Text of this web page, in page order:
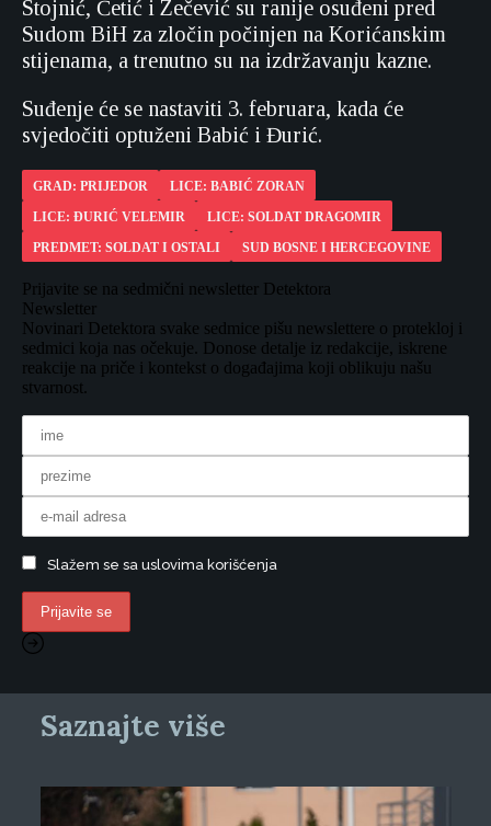
Stojnić, Četić i Zečević su ranije osuđeni pred
Sudom BiH za zločin počinjen na Korićanskim
stijenama, a trenutno su na izdržavanju kazne.
Suđenje će se nastaviti 3. februara, kada će
svjedočiti optuženi Babić i Đurić.
GRAD: PRIJEDOR
LICE: BABIĆ ZORAN
LICE: ĐURIĆ VELEMIR
LICE: SOLDAT DRAGOMIR
PREDMET: SOLDAT I OSTALI
SUD BOSNE I HERCEGOVINE
Prijavite se na sedmični newsletter Detektora
Newsletter
Novinari Detektora svake sedmice pišu newslettere o protekloj i
sedmici koja nas očekuje. Donose detalje iz redakcije, iskrene
reakcije na priče i kontekst o događajima koji oblikuju našu
stvarnost.
Slažem se sa uslovima korišćenja
Saznajte više